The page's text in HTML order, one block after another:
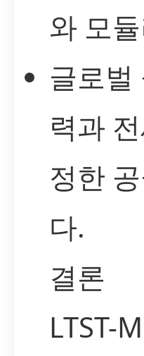
와 모
글로벌
력과
정한
다.
결론
LTST-